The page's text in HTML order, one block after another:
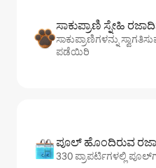
ಸಾಕುಪ್ರಾಣಿ ಸ್ನೇಹಿ
ಸಾಕುಪ್ರಾಣಿಗಳನ್ನು
ಪಡೆಯಿರಿ
ಪೂಲ್ ಹೊಂದಿರುವ
330 ಪ್ರಾಪರ್ಟಿಗಳಲ್ಲಿ